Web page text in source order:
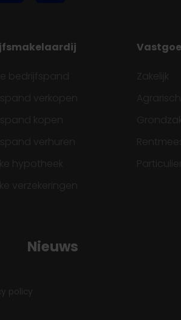
bedrijfspand
verkopen
kopen
verhuren
hypotheek
verzekeringen
Zakelijk
Agrarisch
Particulier
Nieuws
policy